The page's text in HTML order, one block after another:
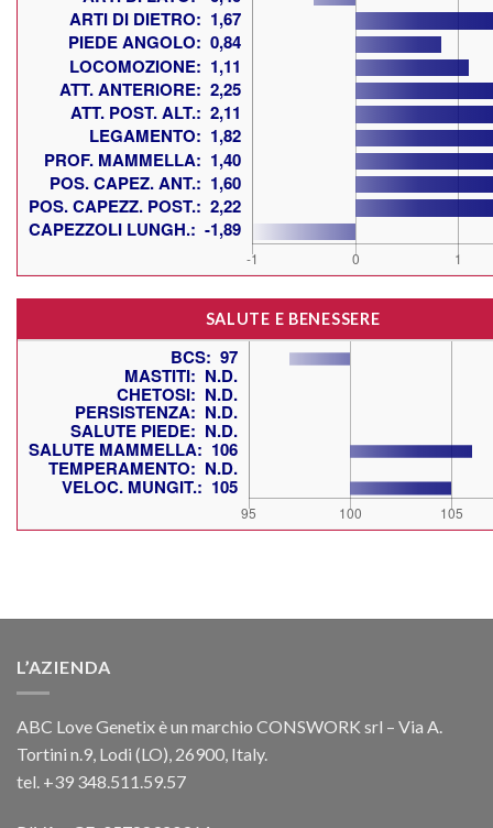
SALUTE E BENESSERE
L’AZIENDA
ABC Love Genetix è un marchio CONSWORK srl – Via A.
Tortini n.9, Lodi (LO), 26900, Italy.
tel. +39 348.511.59.57